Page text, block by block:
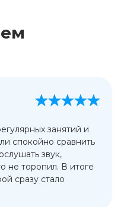
занятий и
спокойно сравнить
звук,
не торопил. В итоге
сразу стало